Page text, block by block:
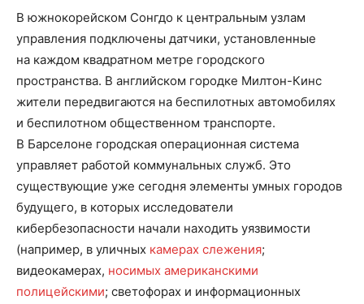
В южнокорейском Сонгдо к центральным узлам
управления подключены датчики, установленные
на каждом квадратном метре городского
пространства. В английском городке Милтон-Кинс
жители передвигаются на беспилотных автомобилях
и беспилотном общественном транспорте.
В Барселоне городская операционная система
управляет работой коммунальных служб. Это
существующие уже сегодня элементы умных городов
будущего, в которых исследователи
кибербезопасности начали находить уязвимости
(например, в уличных камерах слежения;
видеокамерах, носимых американскими
полицейскими; светофорах и информационных